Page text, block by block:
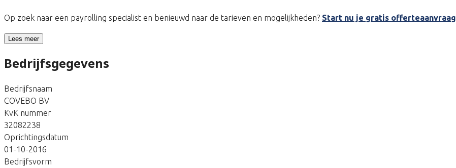
Op zoek naar een payrolling specialist en benieuwd naar de tarieven en mogelijkheden? Start nu je gratis offerteaanvraag
Lees meer
Bedrijfsgegevens
Bedrijfsnaam
COVEBO BV
KvK nummer
32082238
Oprichtingsdatum
01-10-2016
Bedrijfsvorm